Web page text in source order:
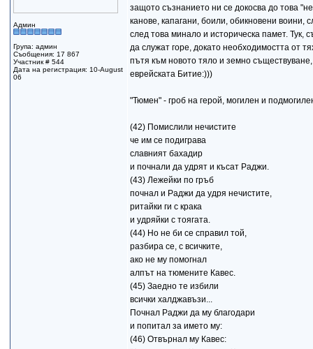
Админ
Група: админ
Съобщения: 17 867
Участник # 544
Дата на регистрация: 10-August
06
защото съзнанието ни се докосва до това
канове, капагани, боили, обикновени
след това минало и историческа памет.
да служат горе, докато необходимостта от
пътя към новото тяло и земно
еврейската Битие:)))
"Тюмен" - гроб на герой, могилен и
(42) Помислили нечистите
че им се подиграва
славният бахадир
и почнали да удрят и късат Раджи.
(43) Лежейки по гръб
почнал и Раджи да удря нечистите,
ритайки ги с крака
и удряйки с тоягата.
(44) Но не би се справил той,
разбира се, с всичките,
ако не му помогнал
алпът на тюмените Кавес.
(45) Заедно те избили
всички халджавъзи...
Почнал Раджи да му благодари
и попитал за името му:
(46) Отвърнал му Кавес: